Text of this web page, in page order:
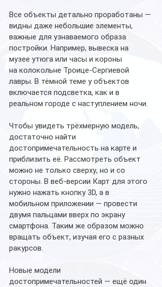
Все объекты детально проработаны —
видны даже небольшие элементы,
важные для узнаваемого образа
постройки. Например, вывеска на
музее утюга или часы и короны
на колокольне Троице-Сергиевой
лавры. В тёмной теме у объектов
включается подсветка, как и в
реальном городе с наступлением ночи.
​​Чтобы увидеть трёхмерную модель,
достаточно найти
достопримечательность на карте и
приблизить её. Рассмотреть объект
можно не только сверху, но и со
стороны. В веб-версии Карт для этого
нужно нажать кнопку 3D, а в
мобильном приложении — провести
двумя пальцами вверх по экрану
смартфона. Таким же образом можно
вращать объект, изучая его с разных
ракурсов.
Новые модели
достопримечательностей — ещё один